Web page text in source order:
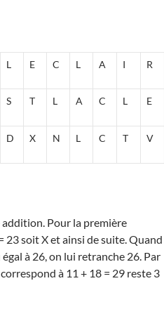
L E C L A I R
S T L A C L E
D X N L C T V
Pour la première
23 soit X et ainsi de suite. Quand
à 26, on lui retranche 26. Par
à 11 + 18 = 29 reste 3